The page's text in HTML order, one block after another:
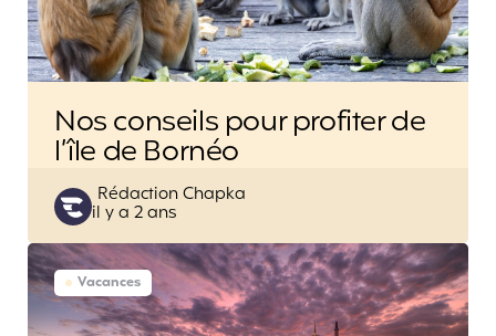
Nos conseils pour profiter de
l’île de Bornéo
Posted
by
Rédaction Chapka
il y a 2 ans
Vacances